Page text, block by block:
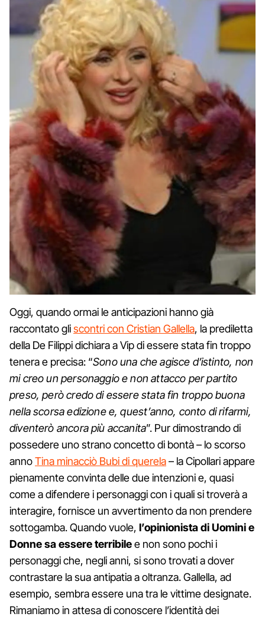
Oggi, quando ormai le anticipazioni hanno già
raccontato gliscontri con Cristian Gallella, la prediletta
della De Filippi dichiara a Vip di essere stata fin troppo
tenera e precisa: “Sono una che agisce d’istinto, non
mi creo un personaggio e non attacco per partito
preso, però credo di essere stata fin troppo buona
nella scorsa edizione e, quest’anno, conto di rifarmi,
diventerò ancora più accanita”. Pur dimostrando di
possedere uno strano concetto di bontà – lo scorso
annoTina minacciò Bubi di querela– la Cipollari appare
pienamente convinta delle due intenzioni e, quasi
come a difendere i personaggi con i quali si troverà a
interagire, fornisce un avvertimento da non prendere
sottogamba. Quando vuole, l’opinionista di Uomini e
Donne sa essere terribilee non sono pochi i
personaggi che, negli anni, si sono trovati a dover
contrastare la sua antipatia a oltranza. Gallella, ad
esempio, sembra essere una tra le vittime designate.
Rimaniamo in attesa di conoscere l’identità dei